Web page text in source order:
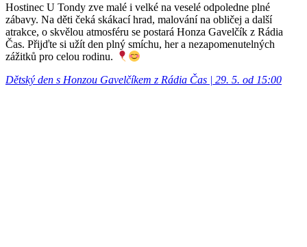
Hostinec U Tondy zve malé i velké na veselé odpoledne plné
zábavy. Na děti čeká skákací hrad, malování na obličej a další
atrakce, o skvělou atmosféru se postará Honza Gavelčík z Rádia
Čas. Přijďte si užít den plný smíchu, her a nezapomenutelných
zážitků pro celou rodinu.
Dětský den s Honzou Gavelčíkem z Rádia Čas | 29. 5. od 15:00